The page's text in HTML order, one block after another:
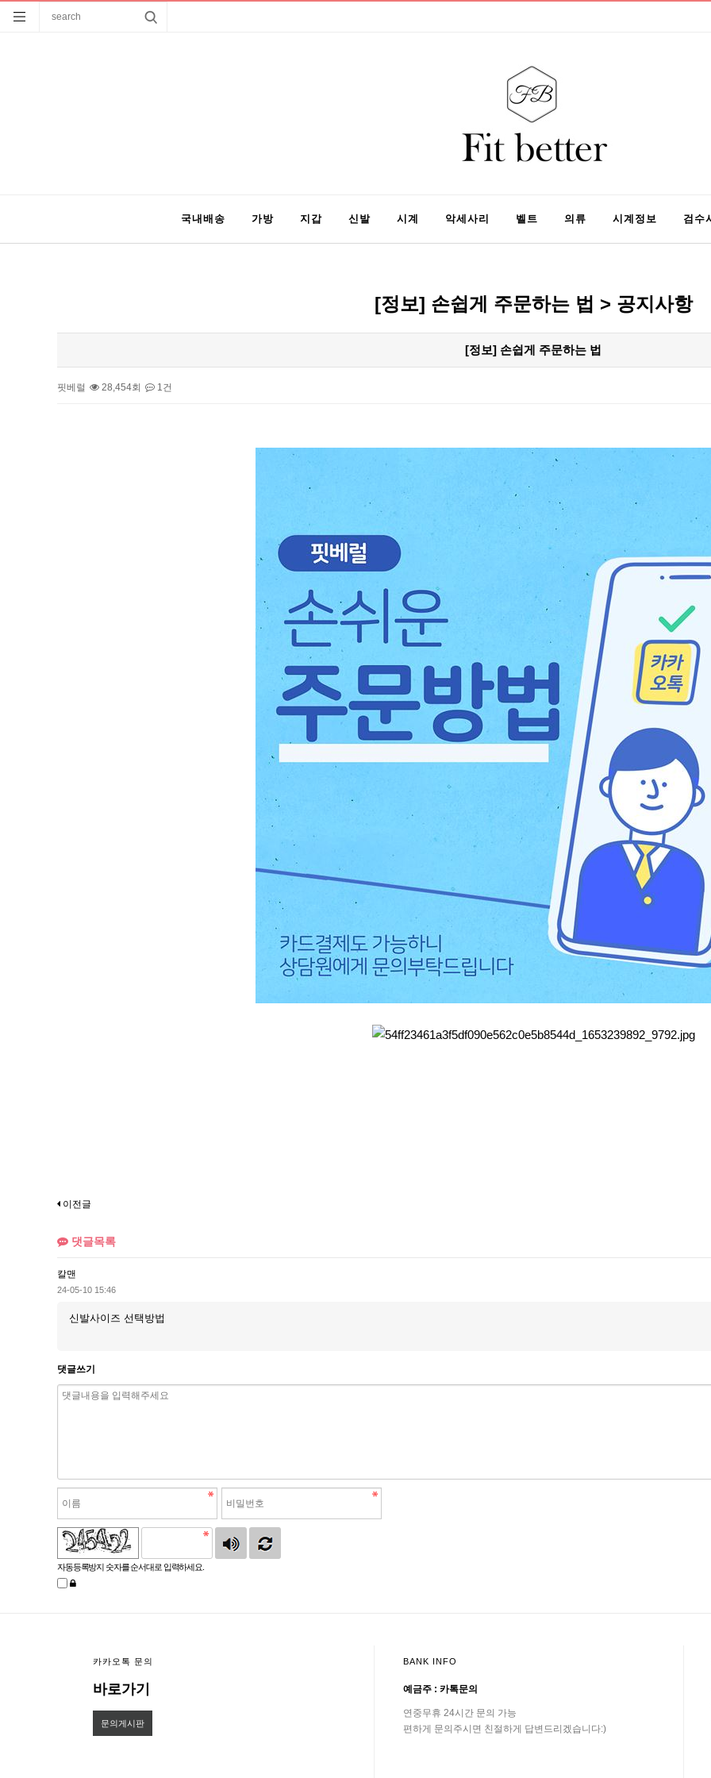
국내배송 가방 지갑 신발 시계 악세사리 벨트 의류 시계정보 검수
[정보] 손쉽게 주문하는 법 > 공지사항
[정보] 손쉽게 주문하는 법
핏베럴 28,454회 1건
이전글
댓글목록
칼맨
24-05-10 15:46
신발사이즈 선택방법
댓글쓰기
자동등록방지 숫자를 순서대로 입력하세요.
카카오톡 문의
바로가기
문의게시판
BANK INFO
예금주 : 카톡문의
연중무휴 24시간 문의 가능
편하게 문의주시면 친절하게 답변드리겠습니다:)